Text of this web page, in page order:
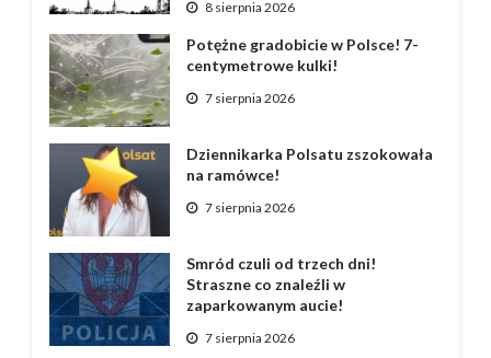
8 sierpnia 2026
Potężne gradobicie w Polsce! 7-
centymetrowe kulki!
7 sierpnia 2026
Dziennikarka Polsatu zszokowała
na ramówce!
7 sierpnia 2026
Smród czuli od trzech dni!
Straszne co znaleźli w
zaparkowanym aucie!
7 sierpnia 2026